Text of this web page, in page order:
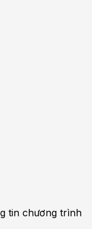
tin chương trình